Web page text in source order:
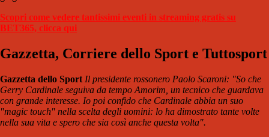
Scopri come vedere tantissimi eventi in streaming gratis su
BET365, clicca qui
Gazzetta, Corriere dello Sport e Tuttosport
Gazzetta dello Sport Il presidente rossonero Paolo Scaroni: "So che
Gerry Cardinale seguiva da tempo Amorim, un tecnico che guardava
con grande interesse. Io poi confido che Cardinale abbia un suo
"magic touch" nella scelta degli uomini: lo ha dimostrato tante volte
nella sua vita e spero che sia così anche questa volta".